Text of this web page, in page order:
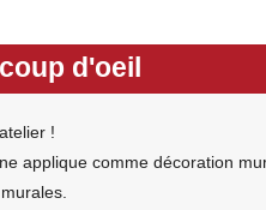
d'oeil
!
applique comme décoration